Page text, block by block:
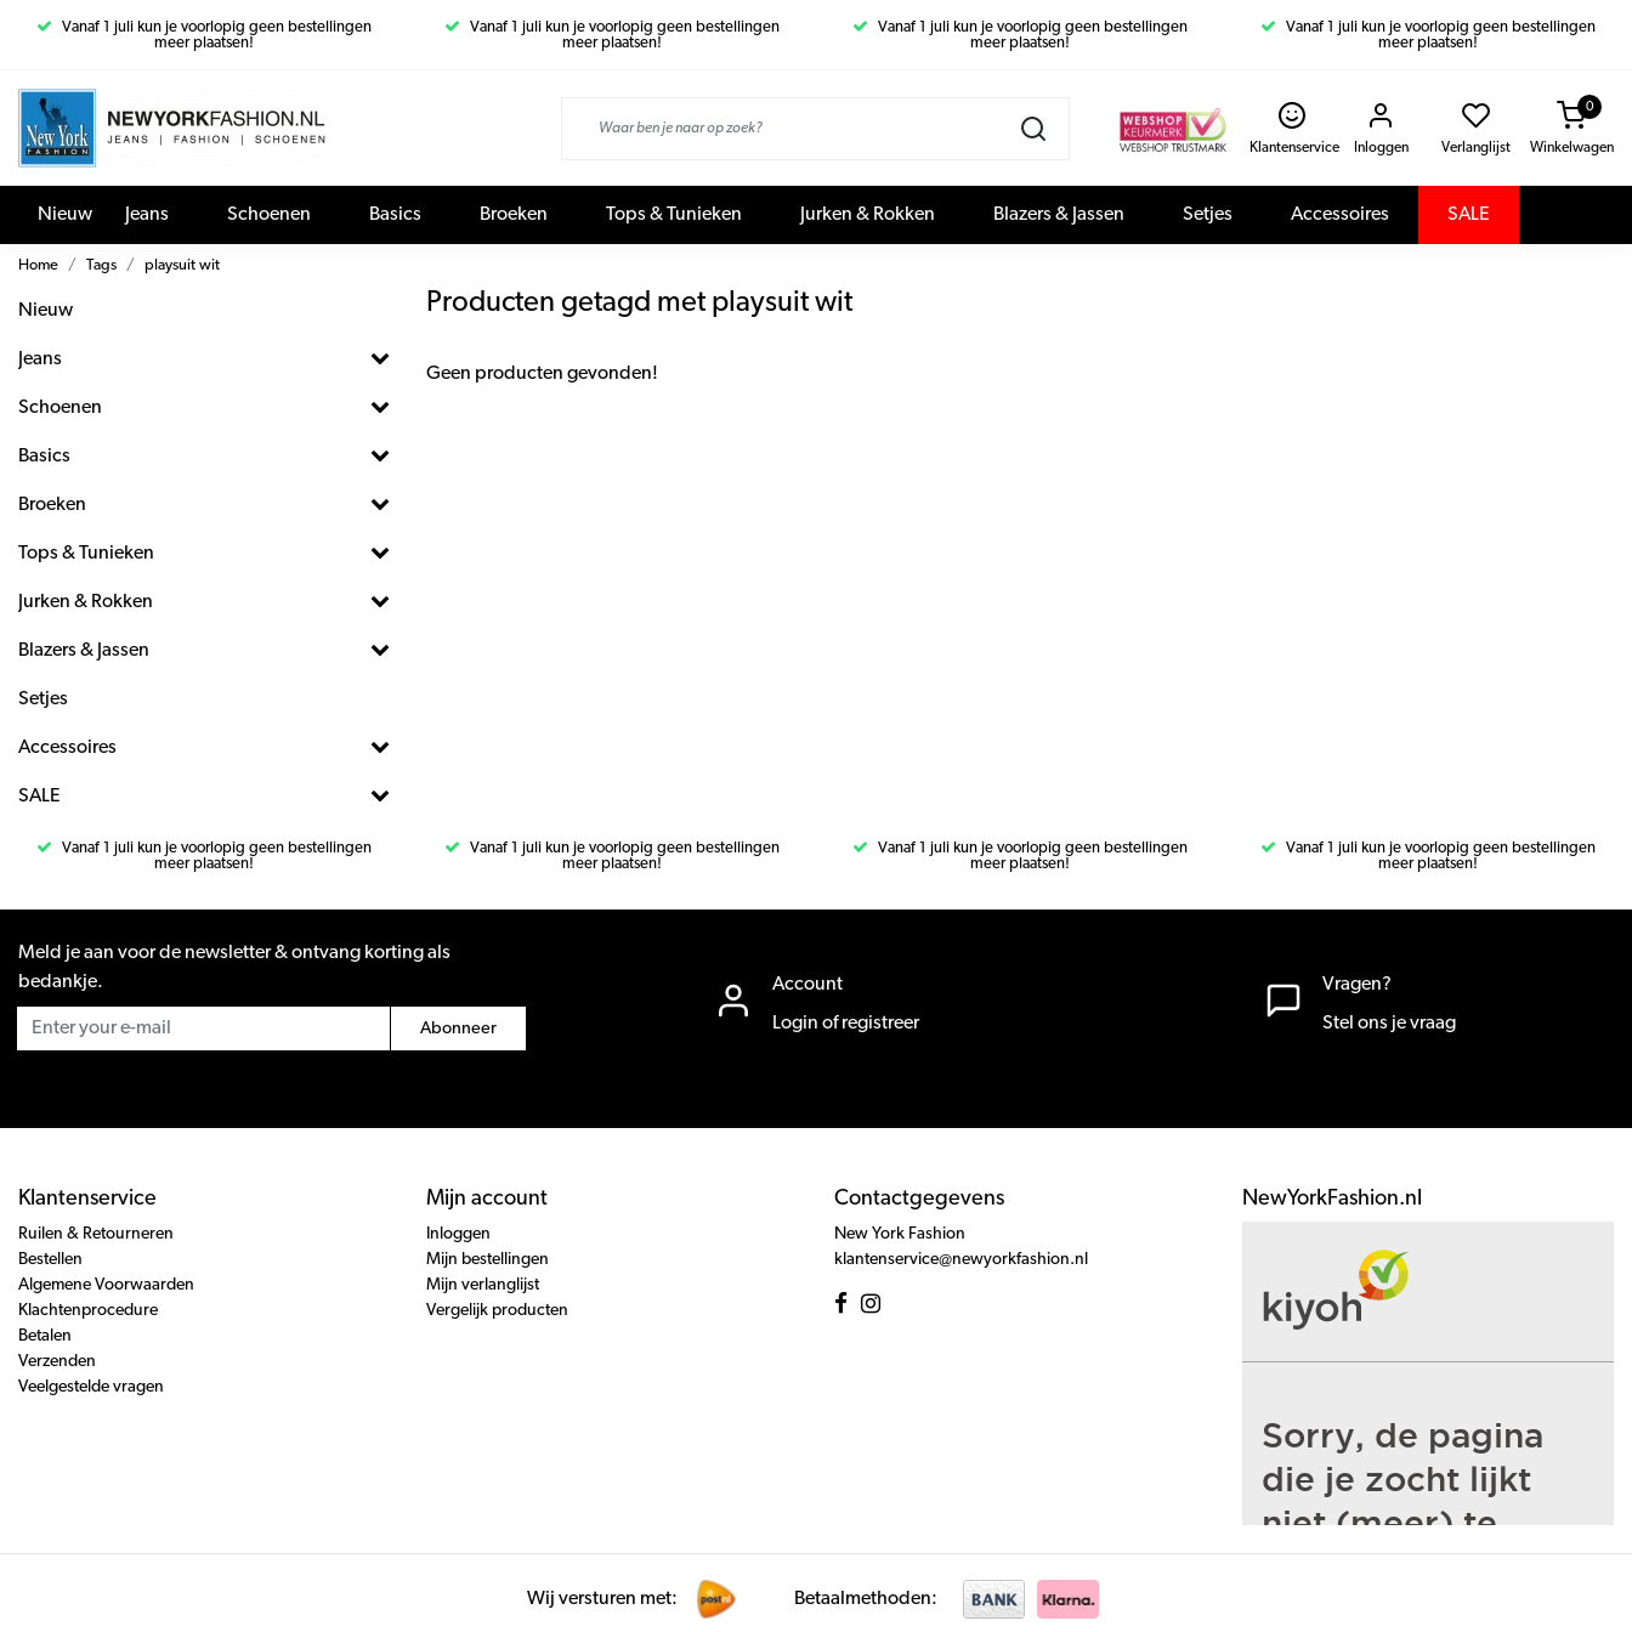
Vanaf 1 juli kun je voorlopig geen bestellingen
meer plaatsen!
Vanaf 1 juli kun je voorlopig geen bestellingen
meer plaatsen!
Vanaf 1 juli kun je voorlopig geen bestellingen
meer plaatsen!
Vanaf 1 juli kun je voorlopig geen bestellingen
meer plaatsen!
Klantenservice Inloggen Verlanglijst Winkelwagen
0
Nieuw Jeans Schoenen Basics Broeken Tops & Tunieken Jurken & Rokken Blazers & Jassen Setjes Accessoires SALE
Home Tags playsuit wit
Nieuw
Jeans
Schoenen
Basics
Broeken
Tops & Tunieken
Jurken & Rokken
Blazers & Jassen
Setjes
Accessoires
SALE
Producten getagd met playsuit wit
Geen producten gevonden!
Vanaf 1 juli kun je voorlopig geen bestellingen
meer plaatsen!
Vanaf 1 juli kun je voorlopig geen bestellingen
meer plaatsen!
Vanaf 1 juli kun je voorlopig geen bestellingen
meer plaatsen!
Vanaf 1 juli kun je voorlopig geen bestellingen
meer plaatsen!
Meld je aan voor de newsletter & ontvang korting als
bedankje.
Abonneer
Account
Login of registreer
Vragen?
Stel ons je vraag
Klantenservice
Ruilen & Retourneren
Bestellen
Algemene Voorwaarden
Klachtenprocedure
Betalen
Verzenden
Veelgestelde vragen
Mijn account
Inloggen
Mijn bestellingen
Mijn verlanglijst
Vergelijk producten
Contactgegevens
New York Fashion
klantenservice@newyorkfashion.nl
NewYorkFashion.nl
Wij versturen met: Betaalmethoden: